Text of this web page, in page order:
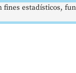
estadísticos,